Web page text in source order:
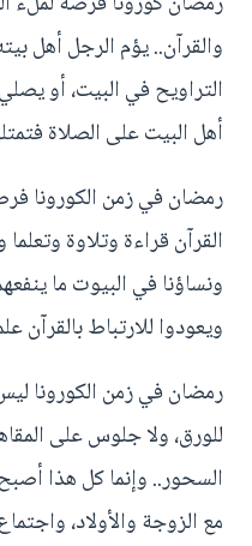
والقرآن.. يؤم الرجل أهل
التراويح في البيت، أو
أهل البيت على الصلاة
رمضان في زمن الكورونا
القرآن قراءة وتلاوة وتعلما
ونساؤنا في البيوت ما
ويعودوا للارتباط بالقرآن
رمضان في زمن الكورونا
للورق، ولا جلوس على
السحور.. وإنما كل هذا
مع الزوجة والأولاد،